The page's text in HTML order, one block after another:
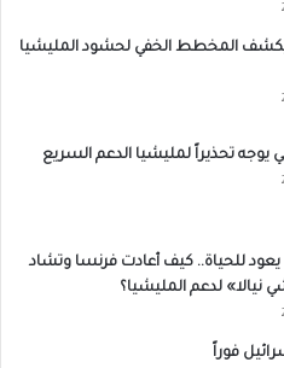
المخطط الخفي لحشود المليشيا
يوجه تحذيراً لمليشيا الدعم السريع
للحياة.. كيف أعادت فرنسا وتشاد
نيالا» لدعم المليشيا؟
فوراً